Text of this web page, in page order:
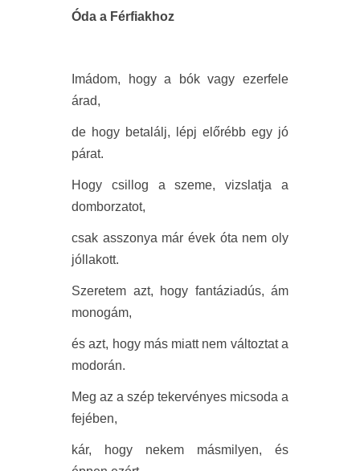
Óda a Férfiakhoz
Imádom, hogy a bók vagy ezerfele
árad,
de hogy betalálj, lépj előrébb egy jó
párat.
Hogy csillog a szeme, vizslatja a
domborzatot,
csak asszonya már évek óta nem oly
jóllakott.
Szeretem azt, hogy fantáziadús, ám
monogám,
és azt, hogy más miatt nem változtat a
modorán.
Meg az a szép tekervényes micsoda a
fejében,
kár, hogy nekem másmilyen, és